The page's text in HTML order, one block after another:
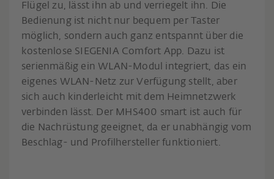
Flügel zu, lässt ihn ab und verriegelt ihn. Die
Bedienung ist nicht nur bequem per Taster
möglich, sondern auch ganz entspannt über die
kostenlose SIEGENIA Comfort App. Dazu ist
serienmäßig ein WLAN-Modul integriert, das ein
eigenes WLAN-Netz zur Verfügung stellt, aber
sich auch kinderleicht mit dem Heimnetzwerk
verbinden lässt. Der MHS400 smart ist auch für
die Nachrüstung geeignet, da er unabhängig vom
Beschlag- und Profilhersteller funktioniert.